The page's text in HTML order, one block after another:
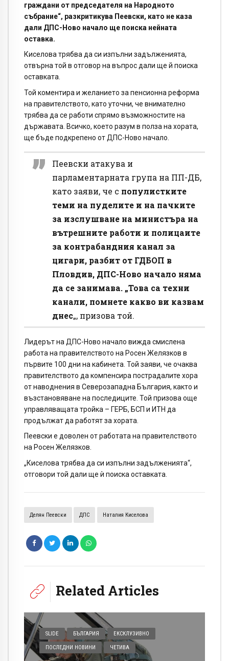
граждани от председателя на Народното
събрание“, разкритикува Пеевски, като не каза
дали ДПС-Ново начало ще поиска нейната
оставка.
Киселова трябва да си изпълни задълженията,
отвърна той в отговор на въпрос дали ще й поиска
оставката.
Той коментира и желанието за пенсионна реформа
на правителството, като уточни, че внимателно
трябва да се работи спрямо възможностите на
държавата. Всичко, което разум в полза на хората,
ще бъде подкрепено от ДПС-Ново начало.
Пеевски атакува и
парламентарната група на ПП-ДБ,
като заяви, че с популистките
теми на пуделите и на пачките
за изслушване на министъра на
вътрешните работи и полицаите
за контрабандния канал за
цигари, разбит от ГДБОП в
Пловдив, ДПС-Ново начало няма
да се занимава. „Това са техни
канали, помнете какво ви казвам
днес„, призова той.
Лидерът на ДПС-Ново начало вижда смислена
работа на правителството на Росен Желязков в
първите 100 дни на кабинета. Той заяви, че очаква
правителството да компенсира пострадалите хора
от наводнения в Северозападна България, както и
възстановяване на последиците. Той призова още
управляващата тройка – ГЕРБ, БСП и ИТН да
продължат да работят за хората.
Пеевски е доволен от работата на правителството
на Росен Желязков.
„Киселова трябва да си изпълни задълженията“,
отговори той дали ще ѝ поиска оставката.
Делян Пеевски ДПС Наталия Киселова
Related Articles
SLIDE БЪЛГАРИЯ ЕКСКЛУЗИВНО
ПОСЛЕДНИ НОВИНИ ЧЕТИВА